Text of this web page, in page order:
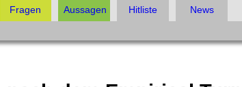
Fragen Aussagen Hitliste News